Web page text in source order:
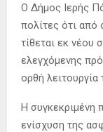
Ο Δήμος Ιερής
πολίτες ότι από
τίθεται εκ νέου
ελεγχόμενης
ορθή
Η συγκεκριμένη
ενίσχυση της